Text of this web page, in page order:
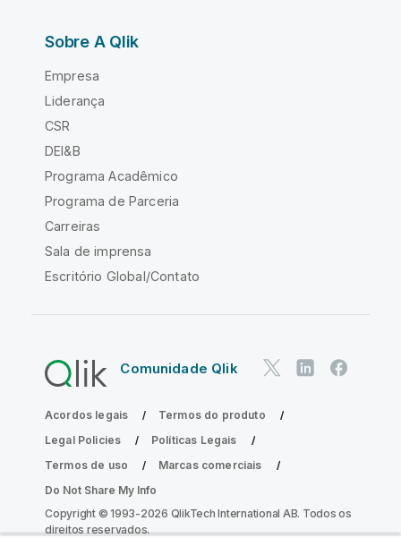
Sobre A Qlik
Empresa
Liderança
CSR
DEI&B
Programa Acadêmico
Programa de Parceria
Carreiras
Sala de imprensa
Escritório Global/Contato
Comunidade Qlik
Acordos legais
Termos do produto
Legal Policies
Políticas Legais
Termos de uso
Marcas comerciais
Do Not Share My Info
Copyright © 1993-2026 QlikTech International AB. Todos os
direitos reservados.